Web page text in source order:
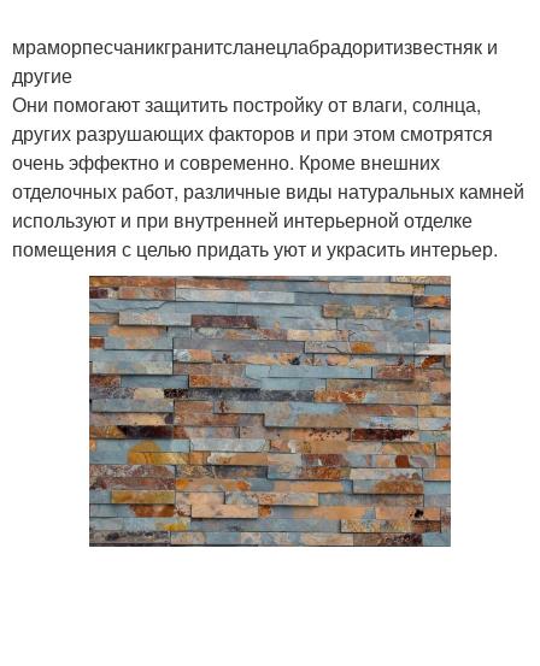
мраморпесчаникгранитсланецлабрадоритизвестняк и
другие
Они помогают защитить постройку от влаги, солнца,
других разрушающих факторов и при этом смотрятся
очень эффектно и современно. Кроме внешних
отделочных работ, различные виды натуральных камней
используют и при внутренней интерьерной отделке
помещения с целью придать уют и украсить интерьер.